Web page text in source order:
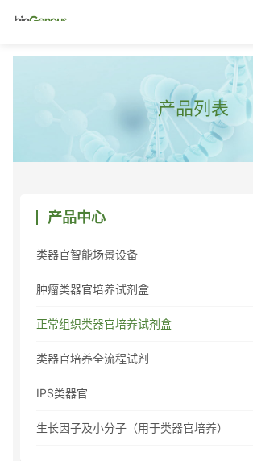
产品列表
产品中心
类器官智能场景设备
肿瘤类器官培养试剂盒
正常组织类器官培养试剂盒
类器官培养全流程试剂
IPS类器官
生长因子及小分子（用于类器官培养）